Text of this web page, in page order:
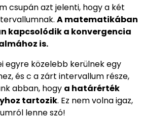
csupán azt jelenti, hogy a két
A matematikában
kapcsolódik a konvergencia
is.
egyre közelebb kerülnek egy
és c a zárt intervallum része,
abban, hogy a határérték
tartozik. Ez nem volna igaz,
lenne szó!